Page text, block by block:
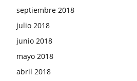
septiembre 2018
julio 2018
junio 2018
mayo 2018
abril 2018